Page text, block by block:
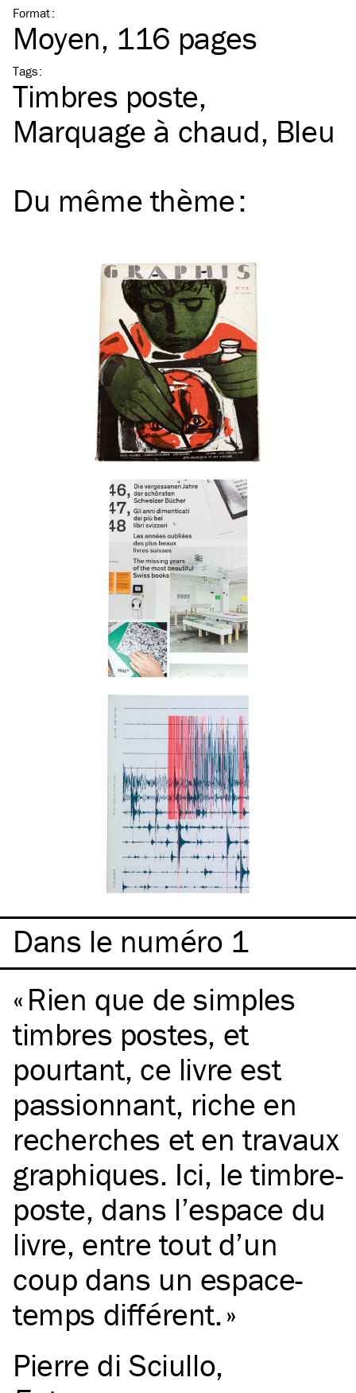
Format:
Moyen, 116 pages
Tags:
Timbres poste
Marquage à chaud Bleu
Du même thème:
Dans le numéro 1
Rien que de simples
timbres postes, et
pourtant, ce livre est
passionnant, riche en
recherches et en travaux
graphiques. Ici, le timbre-
poste, dans l’espace du
livre, entre tout d’un
coup dans un espace-
temps différent.
Pierre di Sciullo,